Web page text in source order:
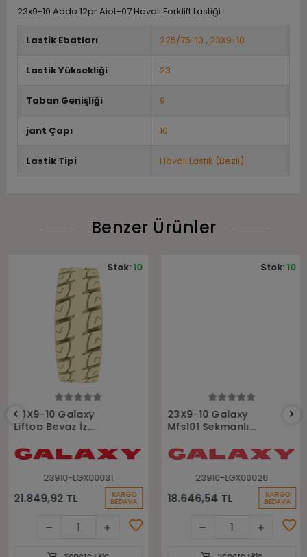
23x9-10 Addo 12pr Aiot-07 Havalı Forklift Lastiği
Lastik Ebatları 225/75-10 , 23X9-10
Lastik Yüksekliği 23
Taban Genişliği 9
jant Çapı 10
Lastik Tipi Havalı Lastik (Bezli)
Benzer Ürünler
23X9-10 Galaxy
Liftop Beyaz İz
Sekmanlı Forklift
Lastiği
23910-LGX00031
21.849,92 TL KARGO
BEDAVA
Stok:10
23X9-10 Galaxy
Mfs101 Sekmanlı
23910-LGX00026
18.646,54 TL KARGO
BEDAVA
Stok:10